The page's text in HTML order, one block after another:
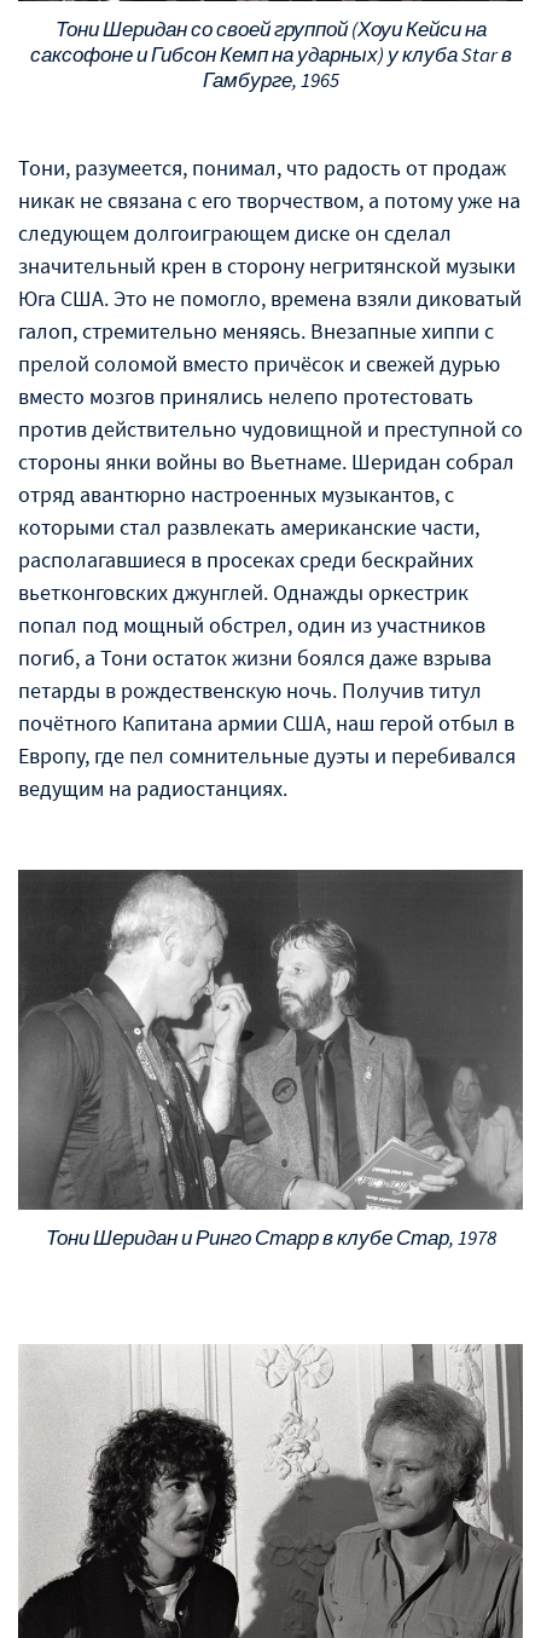
Тони Шеридан со своей группой (Хоуи Кейси на
саксофоне и Гибсон Кемп на ударных) у клуба Star в
Гамбурге, 1965
Тони, разумеется, понимал, что радость от продаж
никак не связана с его творчеством, а потому уже на
следующем долгоиграющем диске он сделал
значительный крен в сторону негритянской музыки
Юга США. Это не помогло, времена взяли диковатый
галоп, стремительно меняясь. Внезапные хиппи с
прелой соломой вместо причёсок и свежей дурью
вместо мозгов принялись нелепо протестовать
против действительно чудовищной и преступной со
стороны янки войны во Вьетнаме. Шеридан собрал
отряд авантюрно настроенных музыкантов, с
которыми стал развлекать американские части,
располагавшиеся в просеках среди бескрайних
вьетконговских джунглей. Однажды оркестрик
попал под мощный обстрел, один из участников
погиб, а Тони остаток жизни боялся даже взрыва
петарды в рождественскую ночь. Получив титул
почётного Капитана армии США, наш герой отбыл в
Европу, где пел сомнительные дуэты и перебивался
ведущим на радиостанциях.
Тони Шеридан и Ринго Старр в клубе Стар, 1978